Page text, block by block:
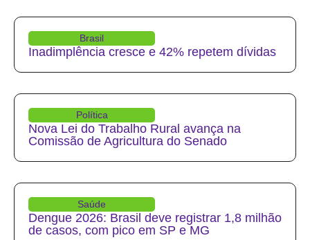
Brasil
Inadimplência cresce e 42% repetem dívidas
Política
Nova Lei do Trabalho Rural avança na
Comissão de Agricultura do Senado
Saúde
Dengue 2026: Brasil deve registrar 1,8 milhão
de casos, com pico em SP e MG